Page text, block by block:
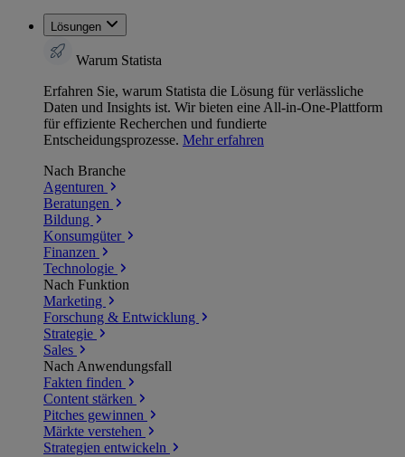
Lösungen
Warum Statista
Erfahren Sie, warum Statista die Lösung für verlässliche
Daten und Insights ist. Wir bieten eine All-in-One-Plattform
für effiziente Recherchen und fundierte
Entscheidungsprozesse. Mehr erfahren
Nach Branche
Agenturen
Beratungen
Bildung
Konsumgüter
Finanzen
Technologie
Nach Funktion
Marketing
Forschung & Entwicklung
Strategie
Sales
Nach Anwendungsfall
Fakten finden
Content stärken
Pitches gewinnen
Märkte verstehen
Strategien entwickeln